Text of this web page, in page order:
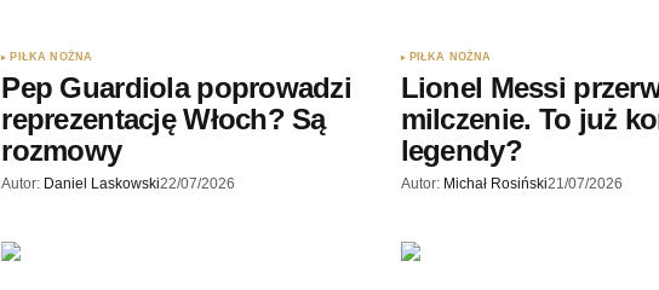
PIŁKA NOŻNA
Pep Guardiola poprowadzi
reprezentację Włoch? Są
rozmowy
Autor: Daniel Laskowski22/07/2026
PIŁKA NOŻNA
Lionel Messi
milczenie. To już
legendy?
Autor: Michał Rosiński21/07/2026